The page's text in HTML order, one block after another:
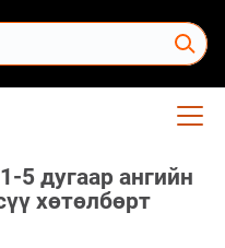
5 дугаар ангийн
хөтөлбөрт